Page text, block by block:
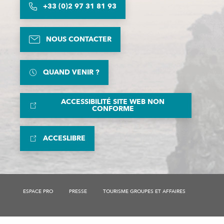
+33 (0)2 97 31 81 93
NOUS CONTACTER
QUAND VENIR ?
ACCESSIBILITÉ SITE WEB NON
CONFORME
ACCESLIBRE
ESPACE PRO PRESSE TOURISME GROUPES ET AFFAIRES